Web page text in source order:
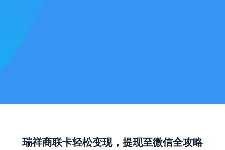
瑞祥商联卡轻松变现，提现至微信全攻略